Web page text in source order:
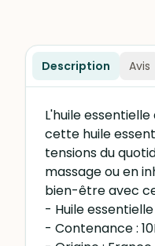
Description Avis
L'huile
cette huile
tensions du
massage ou en
bien-être avec
- Huile
- Contenance :